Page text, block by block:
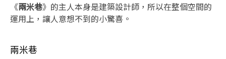
《兩米巷》的主人本身是建築設計師，所以在整個空間的
運用上，讓人意想不到的小驚喜。
兩米巷